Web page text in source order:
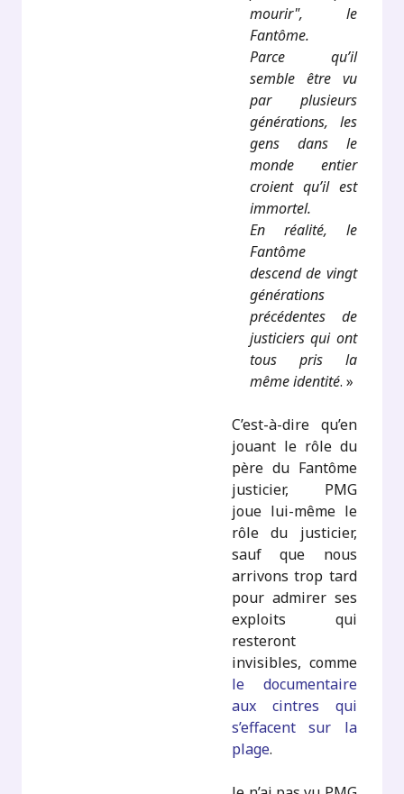
mourir", le
Fantôme.
Parce qu’il
semble être vu
par plusieurs
générations, les
gens dans le
monde entier
croient qu’il est
immortel.
En réalité, le
Fantôme
descend de vingt
générations
précédentes de
justiciers qui ont
tous pris la
même identité. »
C’est-à-dire qu’en
jouant le rôle du
père du Fantôme
justicier, PMG
joue lui-même le
rôle du justicier,
sauf que nous
arrivons trop tard
pour admirer ses
exploits qui
resteront
invisibles, comme
le documentaire
aux cintres qui
s’effacent sur la
plage.